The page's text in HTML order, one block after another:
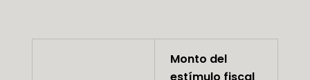
Monto del
estímulo fiscal